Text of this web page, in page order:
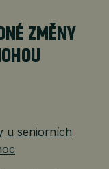
ZMĚNY